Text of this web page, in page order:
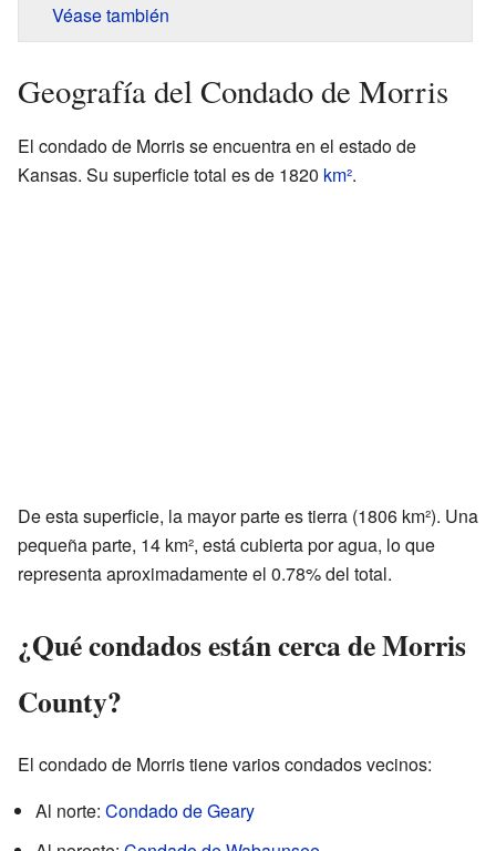
Véase también
Geografía del Condado de Morris
El condado de Morris se encuentra en el estado de
Kansas. Su superficie total es de 1820 km².
De esta superficie, la mayor parte es tierra (1806 km²). Una
pequeña parte, 14 km², está cubierta por agua, lo que
representa aproximadamente el 0.78% del total.
¿Qué condados están cerca de Morris
County?
El condado de Morris tiene varios condados vecinos:
Al norte: Condado de Geary